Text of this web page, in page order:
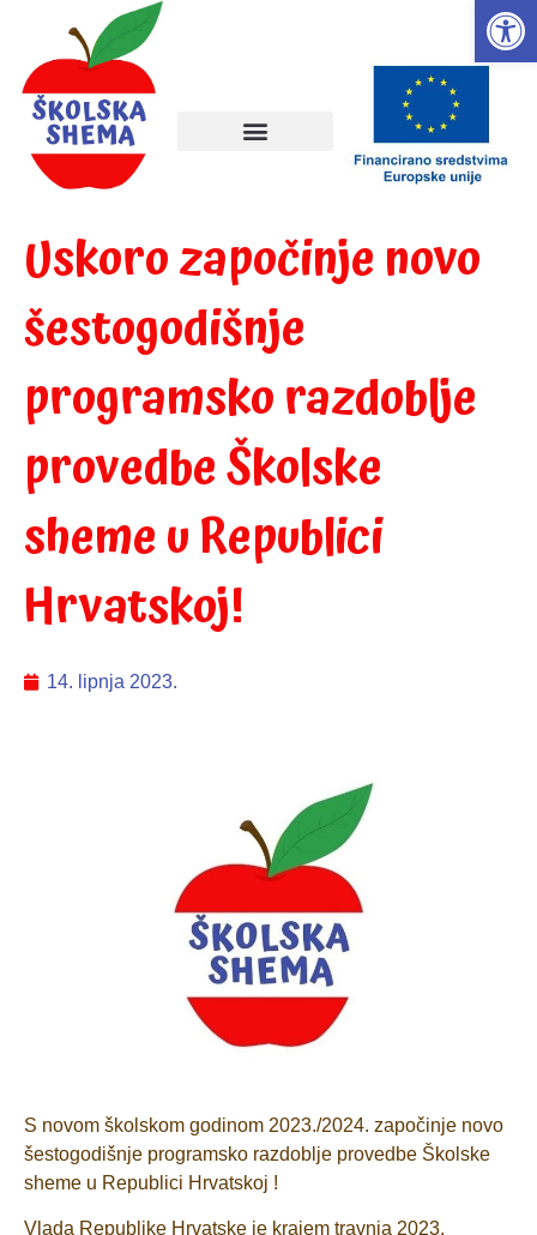
Uskoro započinje novo
šestogodišnje
programsko razdoblje
provedbe Školske
sheme u Republici
Hrvatskoj!
14. lipnja 2023.
S novom školskom godinom 2023./2024. započinje novo
šestogodišnje programsko razdoblje provedbe Školske
sheme u Republici Hrvatskoj !
Vlada Republike Hrvatske je krajem travnja 2023.